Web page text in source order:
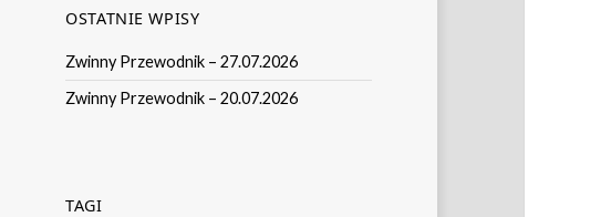
OSTATNIE WPISY
Zwinny Przewodnik – 27.07.2026
Zwinny Przewodnik – 20.07.2026
TAGI